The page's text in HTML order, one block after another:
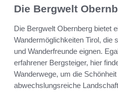
Die Bergwelt
Die Bergwelt Obernberg bietet
Wandermöglichkeiten Tirol, die
und Wanderfreunde eignen.
erfahrener Bergsteiger, hier
Wanderwege, um die
abwechslungsreiche